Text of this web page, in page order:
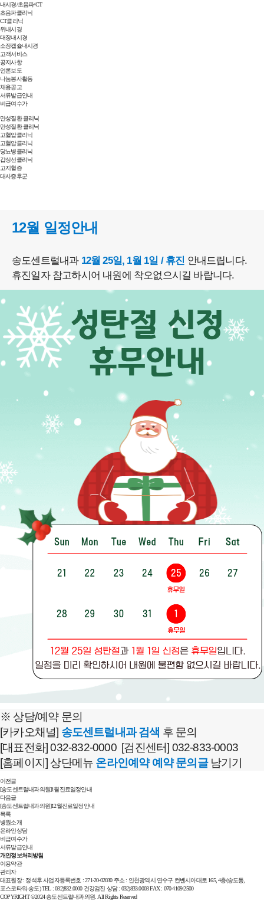
내시경/초음파/CT
초음파클리닉
CT클리닉
위내시경
대장내시경
소장캡슐내시경
고객서비스
공지사항
언론보도
나눔봉사활동
채용공고
서류발급안내
비급여수가
만성질환 클리닉
만성질환 클리닉
고혈압클리닉
고혈압클리닉
당뇨병클리닉
갑상선클리닉
고지혈증
대사증후군
12월 일정안내
송도센트럴내과 12월 25일, 1월 1일 / 휴진 안내드립니다.
휴진일자 참고하시어 내원에 착오없으시길 바랍니다.
※ 상담/예약 문의
[카카오채널] 송도센트럴내과 검색 후 문의
[대표전화] 032-832-0000 [검진센터] 032-833-0003
[홈페이지] 상단메뉴 온라인예약 예약 문의글남기기
이전글
[송도센트럴내과의원]1월진료일정안내
다음글
[송도센트럴내과의원]12월진료일정안내
목록
병원소개
온라인상담
비급여수가
서류발급안내
개인정보처리방침
이용약관
관리자
대표원장 : 정석후 사업자등록번호 : 271-20-02030 주소 : 인천광역시 연수구 컨벤시아대로 165, 4층(송도동,
포스코타워-송도) TEL : 032)832.0000 건강검진 상담 : 032)833.0003 FAX : 070-4109-2500
COPYRIGHT ©2024 송도센트럴내과의원. All Rights Reserved